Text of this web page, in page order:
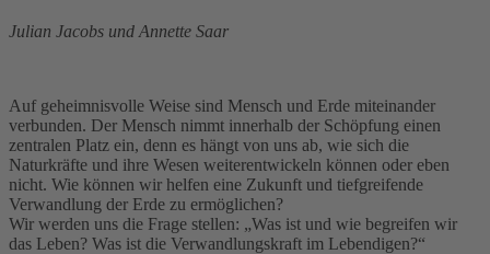
Julian Jacobs und Annette Saar
Auf geheimnisvolle Weise sind Mensch und Erde miteinander
verbunden. Der Mensch nimmt innerhalb der Schöpfung einen
zentralen Platz ein, denn es hängt von uns ab, wie sich die
Naturkräfte und ihre Wesen weiterentwickeln können oder eben
nicht. Wie können wir helfen eine Zukunft und tiefgreifende
Verwandlung der Erde zu ermöglichen?
Wir werden uns die Frage stellen: „Was ist und wie begreifen wir
das Leben? Was ist die Verwandlungskraft im Lebendigen?“